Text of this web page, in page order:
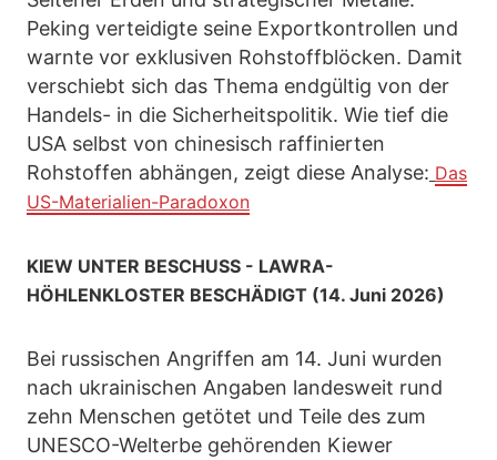
Peking verteidigte seine Exportkontrollen und
warnte vor exklusiven Rohstoffblöcken. Damit
verschiebt sich das Thema endgültig von der
Handels- in die Sicherheitspolitik. Wie tief die
USA selbst von chinesisch raffinierten
Rohstoffen abhängen, zeigt diese Analyse: Das
US-Materialien-Paradoxon
KIEW UNTER BESCHUSS - LAWRA-
HÖHLENKLOSTER BESCHÄDIGT (14. Juni 2026)
Bei russischen Angriffen am 14. Juni wurden
nach ukrainischen Angaben landesweit rund
zehn Menschen getötet und Teile des zum
UNESCO-Welterbe gehörenden Kiewer